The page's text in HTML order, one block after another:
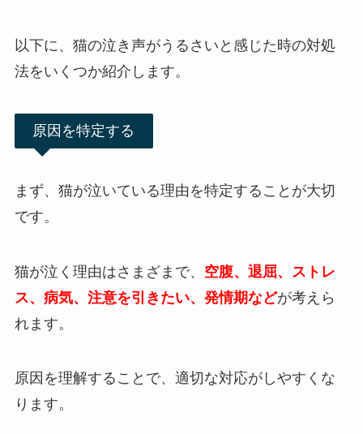
以下に、猫の泣き声がうるさいと感じた時の対処
法をいくつか紹介します。
原因を特定する
まず、猫が泣いている理由を特定することが大切
です。
猫が泣く理由はさまざまで、 空腹、退屈、ストレ
ス、病気、注意を引きたい、発情期などが考えら
れます。
原因を理解することで、適切な対応がしやすくな
ります。